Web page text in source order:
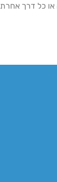
או כל דרך אחרת